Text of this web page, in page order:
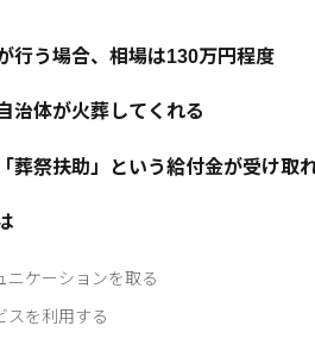
行う場合、相場は130万円程度
治体が火葬してくれる
葬祭扶助」という給付金が受け取
ニケーションを取る
スを利用する